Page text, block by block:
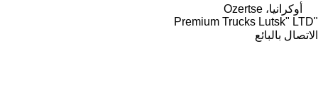
أوكرانيا، Ozertse
"Premium Trucks Lutsk" LTD
الاتصال بالبائع